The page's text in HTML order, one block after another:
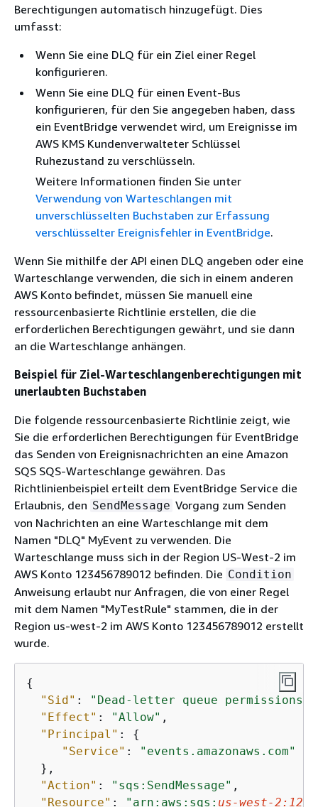
Berechtigungen automatisch hinzugefügt. Dies
umfasst:
Wenn Sie eine DLQ für ein Ziel einer Regel
konfigurieren.
Wenn Sie eine DLQ für einen Event-Bus
konfigurieren, für den Sie angegeben haben, dass
ein EventBridge verwendet wird, um Ereignisse im
AWS KMS Kundenverwalteter Schlüssel
Ruhezustand zu verschlüsseln.
Weitere Informationen finden Sie unter
Verwendung von Warteschlangen mit
unverschlüsselten Buchstaben zur Erfassung
verschlüsselter Ereignisfehler in EventBridge.
Wenn Sie mithilfe der API einen DLQ angeben oder eine
Warteschlange verwenden, die sich in einem anderen
AWS Konto befindet, müssen Sie manuell eine
ressourcenbasierte Richtlinie erstellen, die die
erforderlichen Berechtigungen gewährt, und sie dann
an die Warteschlange anhängen.
Beispiel für Ziel-Warteschlangenberechtigungen mit
unerlaubten Buchstaben
Die folgende ressourcenbasierte Richtlinie zeigt, wie
Sie die erforderlichen Berechtigungen für EventBridge
das Senden von Ereignisnachrichten an eine Amazon
SQS SQS-Warteschlange gewähren. Das
Richtlinienbeispiel erteilt dem EventBridge Service die
Erlaubnis, den SendMessage Vorgang zum Senden
von Nachrichten an eine Warteschlange mit dem
Namen "DLQ" MyEvent zu verwenden. Die
Warteschlange muss sich in der Region US-West-2 im
AWS Konto 123456789012 befinden. Die Condition
Anweisung erlaubt nur Anfragen, die von einer Regel
mit dem Namen "MyTestRule" stammen, die in der
Region us-west-2 im AWS Konto 123456789012 erstellt
wurde.
{
"Sid" : "Dead-letter queue permissions"
"Effect" : "Allow" ,
"Principal" : {
"Service" :
"events.amazonaws.com"
  },
"Action" : "sqs:SendMessage" ,
"Resource" : "arn:aws:sqs: us-west-2: